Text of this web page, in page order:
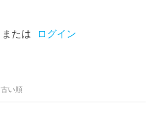
または ログイン
古い順